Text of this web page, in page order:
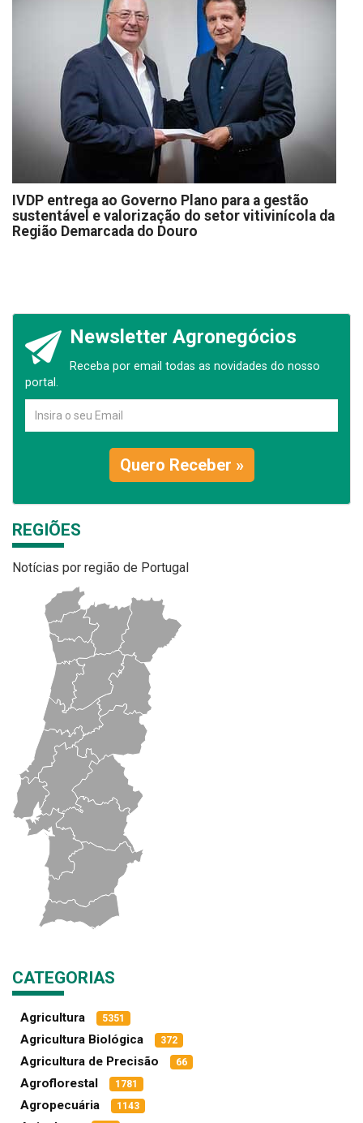
IVDP entrega ao Governo Plano para a gestão
sustentável e valorização do setor vitivinícola da
Região Demarcada do Douro
Newsletter Agronegócios
Receba por email todas as novidades do nosso
portal.
Quero Receber »
REGIÕES
Notícias por região de Portugal
CATEGORIAS
Agricultura 5351
Agricultura Biológica 372
Agricultura de Precisão 66
Agroflorestal 1781
Agropecuária 1143